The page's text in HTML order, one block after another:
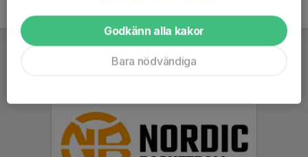
Godkänn alla kakor
Bara nödvändiga